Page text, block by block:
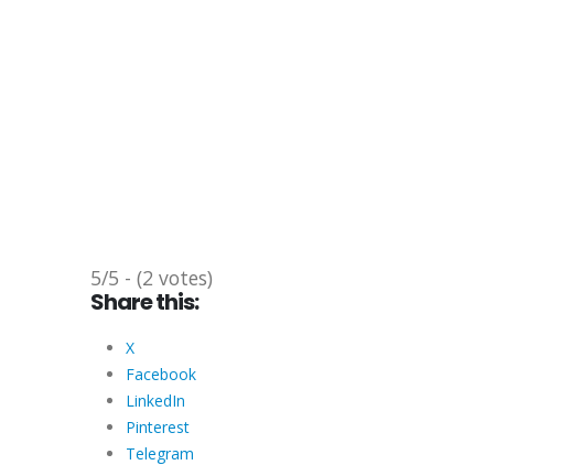
5/5 - (2 votes)
Share this:
X
Facebook
LinkedIn
Pinterest
Telegram